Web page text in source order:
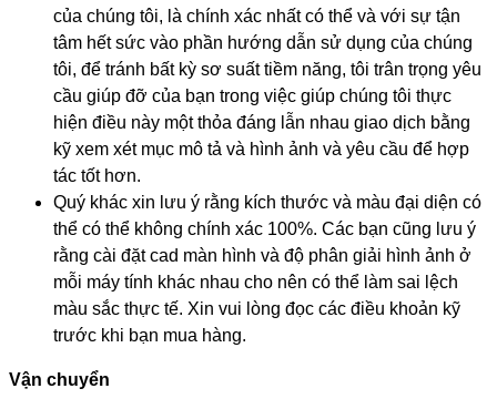
của chúng tôi, là chính xác nhất có thể và với sự tận
tâm hết sức vào phần hướng dẫn sử dụng của chúng
tôi, để tránh bất kỳ sơ suất tiềm năng, tôi trân trọng yêu
cầu giúp đỡ của bạn trong việc giúp chúng tôi thực
hiện điều này một thỏa đáng lẫn nhau giao dịch bằng
kỹ xem xét mục mô tả và hình ảnh và yêu cầu để hợp
tác tốt hơn.
Quý khác xin lưu ý rằng kích thước và màu đại diện có
thể có thể không chính xác 100%. Các bạn cũng lưu ý
rằng cài đặt cad màn hình và độ phân giải hình ảnh ở
mỗi máy tính khác nhau cho nên có thể làm sai lệch
màu sắc thực tế. Xin vui lòng đọc các điều khoản kỹ
trước khi bạn mua hàng.
Vận chuyển